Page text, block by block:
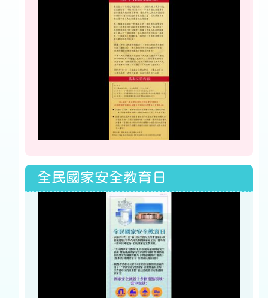
全民國家安全教育日